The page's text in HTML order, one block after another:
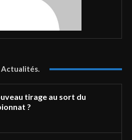
Actualités.
tirage au sort du
?